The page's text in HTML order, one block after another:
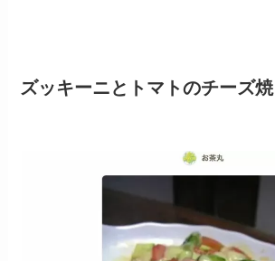
ズッキーニとトマトのチーズ焼